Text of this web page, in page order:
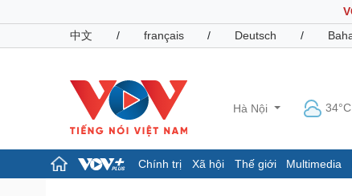
中文
/ français / Deutsch /
Hà Nội 34°C
Chính trị Xã hội Thế giới Multimedia